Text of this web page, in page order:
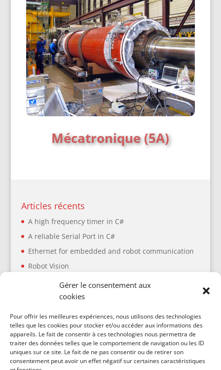
Gérer le consentement aux
cookies
Pour offrir les meilleures expériences, nous utilisons des technologies
telles que les cookies pour stocker et/ou accéder aux informations des
appareils. Le fait de consentir à ces technologies nous permettra de
traiter des données telles que le comportement de navigation ou les ID
uniques sur ce site. Le fait de ne pas consentir ou de retirer son
consentement peut avoir un effet négatif sur certaines caractéristiques
Mécatronique (5A)
Articles récents
A high frequency timer in C#
A reliable Serial Port in C#
Ethernet for embedded and robot communication
Robot Vision
Planification de trajectoire : ressources utiles
Articles récents
A high frequency timer in C#
A reliable Serial Port in C#
Ethernet for embedded and robot communication